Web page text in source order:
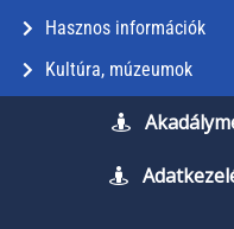
Hasznos információk
Kultúra, múzeumok